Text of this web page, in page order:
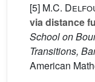
[5] M.C.
via distance
School on
Transitions,
American